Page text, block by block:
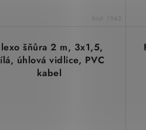
Kód: 1943
šňůra 2 m, 3x1,5,
úhlová vidlice, PVC
kabel